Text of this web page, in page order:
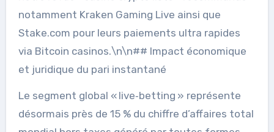
notamment Kraken Gaming Live ainsi que
Stake.com pour leurs paiements ultra rapides
via Bitcoin casinos.\n\n## Impact économique
et juridique du pari instantané
Le segment global « live‑betting » représente
désormais près de 15 % du chiffre d’affaires total